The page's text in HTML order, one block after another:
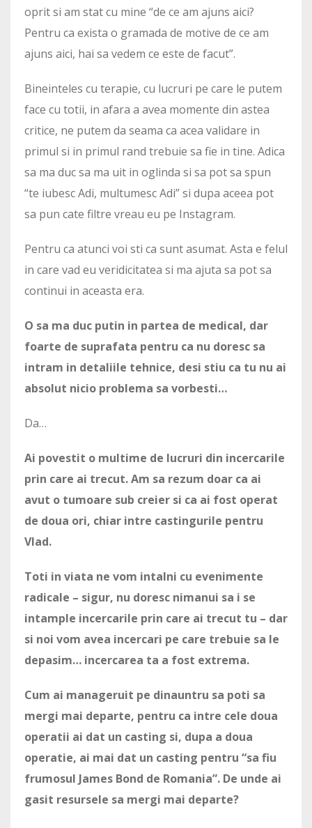
oprit si am stat cu mine “de ce am ajuns aici?
Pentru ca exista o gramada de motive de ce am
ajuns aici, hai sa vedem ce este de facut”.
Bineinteles cu terapie, cu lucruri pe care le putem
face cu totii, in afara a avea momente din astea
critice, ne putem da seama ca acea validare in
primul si in primul rand trebuie sa fie in tine. Adica
sa ma duc sa ma uit in oglinda si sa pot sa spun
“te iubesc Adi, multumesc Adi” si dupa aceea pot
sa pun cate filtre vreau eu pe Instagram.
Pentru ca atunci voi sti ca sunt asumat. Asta e felul
in care vad eu veridicitatea si ma ajuta sa pot sa
continui in aceasta era.
O sa ma duc putin in partea de medical, dar
foarte de suprafata pentru ca nu doresc sa
intram in detaliile tehnice, desi stiu ca tu nu ai
absolut nicio problema sa vorbesti…
Da…
Ai povestit o multime de lucruri din incercarile
prin care ai trecut. Am sa rezum doar ca ai
avut o tumoare sub creier si ca ai fost operat
de doua ori, chiar intre castingurile pentru
Vlad.
Toti in viata ne vom intalni cu evenimente
radicale – sigur, nu doresc nimanui sa i se
intample incercarile prin care ai trecut tu – dar
si noi vom avea incercari pe care trebuie sa le
depasim… incercarea ta a fost extrema.
Cum ai manageruit pe dinauntru sa poti sa
mergi mai departe, pentru ca intre cele doua
operatii ai dat un casting si, dupa a doua
operatie, ai mai dat un casting pentru “sa fiu
frumosul James Bond de Romania”. De unde ai
gasit resursele sa mergi mai departe?